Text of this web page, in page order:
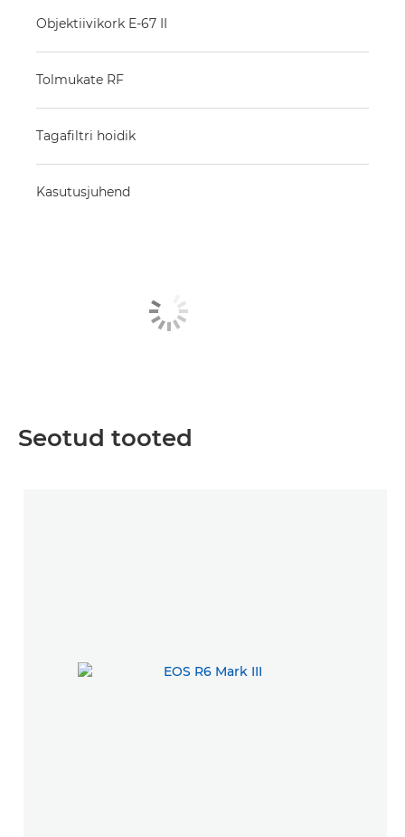
Objektiivikork E-67 II
Tolmukate RF
Tagafiltri hoidik
Kasutusjuhend
Seotud tooted